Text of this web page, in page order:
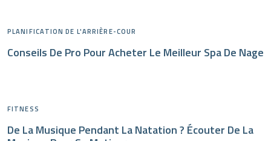
PLANIFICATION DE L'ARRIÈRE-COUR
Conseils De Pro Pour Acheter Le Meilleur Spa De Nage
FITNESS
De La Musique Pendant La Natation ? Écouter De La